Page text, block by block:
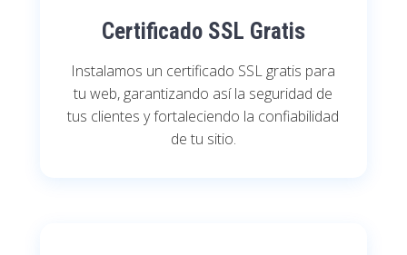
Certificado SSL Gratis
Instalamos un certificado SSL gratis para
tu web, garantizando así la seguridad de
tus clientes y fortaleciendo la confiabilidad
de tu sitio.